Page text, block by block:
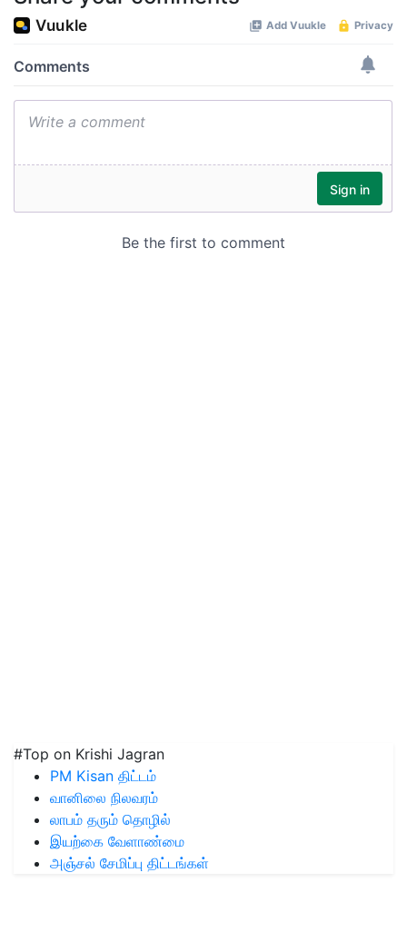
#Top on Krishi Jagran
PM Kisan திட்டம்
வானிலை நிலவரம்
லாபம் தரும் தொழில்
இயற்கை வேளாண்மை
அஞ்சல் சேமிப்பு திட்டங்கள்